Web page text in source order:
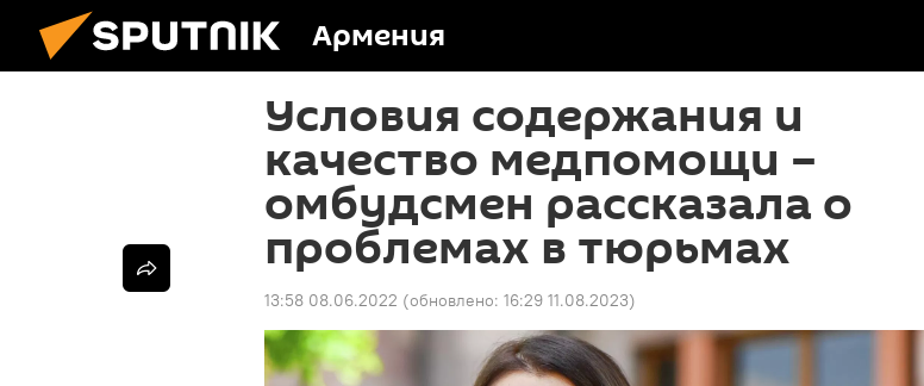
Армения
Условия содержания и
качество медпомощи –
омбудсмен рассказала о
проблемах в тюрьмах
13:58 08.06.2022 (обновлено: 16:29 11.08.2023)